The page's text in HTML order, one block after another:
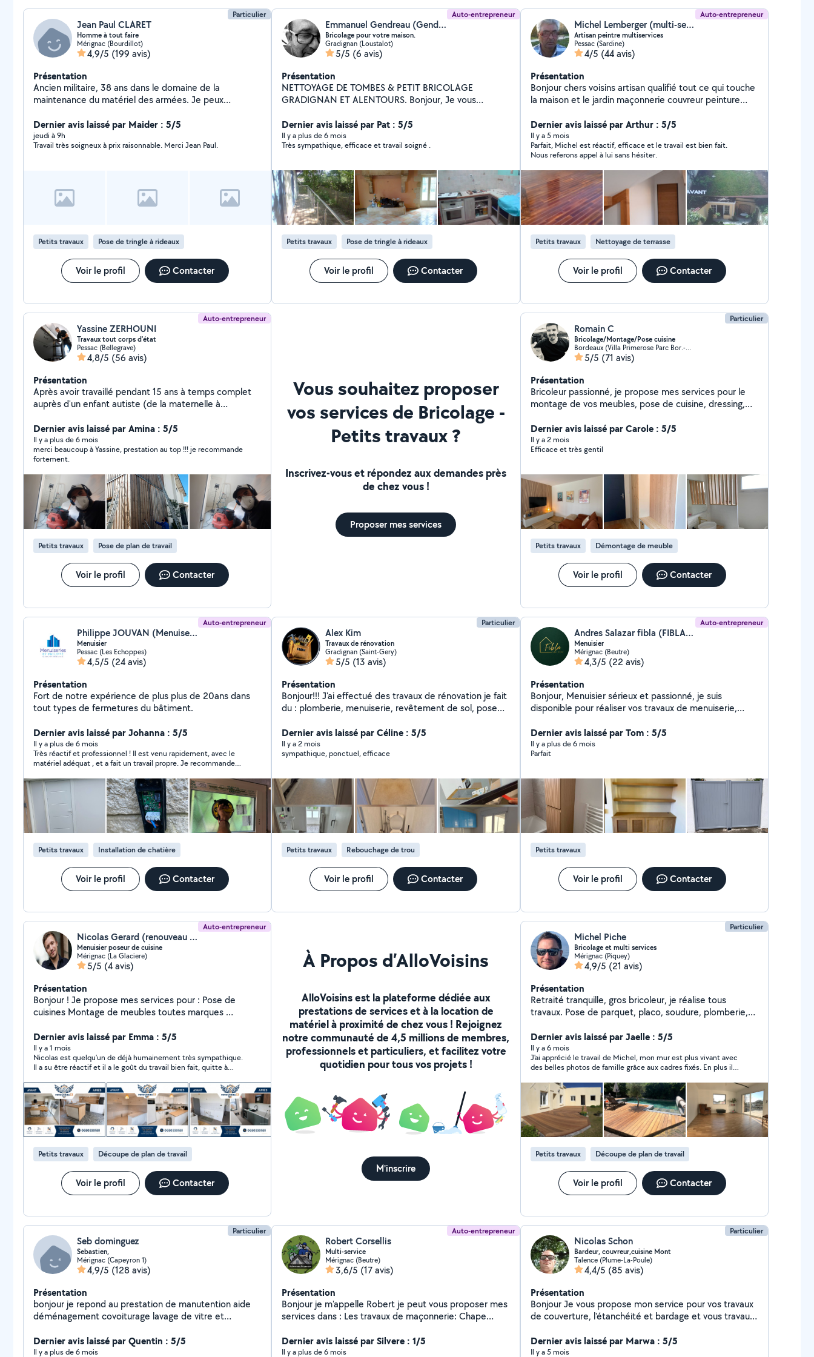
Particulier
Jean Paul CLARET
Homme à tout faire
Mérignac (Bourdillot)
4,9/5 (199 avis)
Présentation
Ancien militaire, 38 ans dans le domaine de la
maintenance du matériel des armées. Je peux
évacuations diverses et autres...Aide à la personne
pour les courses...
Dernier avis laissé par Maider : 5/5
jeudi à 9h
Travail très soigneux à prix raisonnable. Merci Jean Paul.
Petits travaux Pose de tringle à rideaux
Voir le profil Contacter
Auto-entrepreneur
Emmanuel Gendreau (Gendreau Emmanuel)
Bricolage pour votre maison.
Gradignan (Loustalot)
5/5 (6 avis)
Présentation
NETTOYAGE DE TOMBES & PETIT BRICOLAGE
GRADIGNAN ET ALENTOURS. Bonjour, Je vous
tombes et caveaux nettoyage complet ( mousse,
salissure ...) produit respectueux de la pierre (granit,
pierre naturelle...) travail soigné et respectueux
réparation ,montage, entretien Secteur :Gradignan et
alentours Travail serieux ,soigneux et à l'écoute Travail
propre, discret et respectueux
Dernier avis laissé par Pat : 5/5
Il y a plus de 6 mois
Très sympathique, efficace et travail soigné .
Petits travaux Pose de tringle à rideaux
Voir le profil Contacter
Auto-entrepreneur
Michel Lemberger (multi-services)
Artisan peintre multiservices
Pessac (Sardine)
4/5 (44 avis)
Présentation
Bonjour chers voisins artisan qualifié tout ce qui touche
la maison et le jardin maçonnerie couvreur peinture
gravats et déchets et autres
Dernier avis laissé par Arthur : 5/5
Il y a 5 mois
Parfait, Michel est réactif, efficace et le travail est bien fait.
Nous referons appel à lui sans hésiter.
Petits travaux Nettoyage de terrasse
Voir le profil Contacter
Auto-entrepreneur
Yassine ZERHOUNI
Travaux tout corps d'état
Pessac (Bellegrave)
4,8/5 (56 avis)
Présentation
Après avoir travaillé pendant 15 ans à temps complet
auprès d'un enfant autiste (de la maternelle à
passionné, perfectionniste, et sérieux!! Je dispose de
tout les outils nécessaires pour effectuer vos petits et
gros travaux. Je peux aider et partager avec vous mon
savoir-faire en : -Peinture -Pose de cuisines -Plomberie -
Revêtement de sol -Terasses -Pergola -Agencement
sur mesure -Jardinage -Montage de meubles -
Déménagement -Mécanique automobile etc Je reste à
votre disposition pour tout renseignements et/ou
questions Au plaisir d'échanger avec vous
Dernier avis laissé par Amina : 5/5
Il y a plus de 6 mois
merci beaucoup à Yassine, prestation au top !!! je recommande
fortement.
Petits travaux Pose de plan de travail
Voir le profil Contacter
Vous souhaitez proposer
vos services de Bricolage -
Petits travaux ?
Inscrivez-vous et répondez aux demandes près
de chez vous !
Proposer mes services
Particulier
Romain C
Bricolage/Montage/Pose cuisine
Bordeaux (Villa Primerose Parc Bor.-Cauderan 5)
5/5 (71 avis)
Présentation
Bricoleur passionné, je propose mes services pour le
montage de vos meubles, pose de cuisine, dressing,
Récemment diplômé en construction bois, j'étudie vos
projets d'abri de jardin, dépendance, terrasse, clôture
Dernier avis laissé par Carole : 5/5
Il y a 2 mois
Efficace et très gentil
Petits travaux Démontage de meuble
Voir le profil Contacter
Auto-entrepreneur
Philippe JOUVAN (Menuiseries by Philippe)
Menuisier
Pessac (Les Echoppes)
4,5/5 (24 avis)
Présentation
Fort de notre expérience de plus plus de 20ans dans
tout types de fermetures du bâtiment.
Dernier avis laissé par Johanna : 5/5
Il y a plus de 6 mois
Très réactif et professionnel ! Il est venu rapidement, avec le
matériel adéquat , et a fait un travail propre. Je recommande
Petits travaux Installation de chatière
Voir le profil Contacter
Particulier
Alex Kim
Travaux de rénovation
Gradignan (Saint-Gery)
5/5 (13 avis)
Présentation
Bonjour!!! J'ai effectué des travaux de rénovation je fait
du : plomberie, menuiserie, revêtement de sol, pose
peinture, électricité domestique, montage de
meubles, installation de cuisines...
Dernier avis laissé par Céline : 5/5
Il y a 2 mois
sympathique, ponctuel, efficace
Petits travaux Rebouchage de trou
Voir le profil Contacter
Auto-entrepreneur
Andres Salazar fibla (FIBLA MENUISERIE)
Menuisier
Mérignac (Beutre)
4,3/5 (22 avis)
Présentation
Bonjour, Menuisier sérieux et passionné, je suis
disponible pour réaliser vos travaux de menuiserie,
J'interviens notamment pour : Pose de cuisines
Meubles et rangements sur mesure Montage et
ajustement de meubles Pose de portes, fenêtres et
peinture intérieure Appliqué, ponctuel et à l'écoute, je
m'engage à fournir un travail soigné, des solutions
adaptées à vos besoins et des tarifs justes. Chaque
projet est réalisé avec sérieux, qu'il s'agisse d'un petit
dépannage ou d'un aménagement plus complet.
Dernier avis laissé par Tom : 5/5
Il y a plus de 6 mois
Parfait
Petits travaux
Voir le profil Contacter
Auto-entrepreneur
Nicolas Gerard (renouveau 33)
Menuisier poseur de cuisine
Mérignac (La Glaciere)
5/5 (4 avis)
Présentation
Bonjour ! Je propose mes services pour : Pose de
cuisines Montage de meubles toutes marques ️
attentif aux finitions, je réalise un travail propre et
fiable. Fixations murales, ajustements, remplacement
d'équipements, montage IKEA, aménagement intérieur
je m'adapte à vos besoins. Réactif Ponctuel Travail
soigné Conseils honnêtes et devis clair Que ce soit
pour un simple meuble ou un projet plus complet, je
serai ravi de vous aider
Dernier avis laissé par Emma : 5/5
Il y a 1 mois
Nicolas est quelqu’un de déjà humainement très sympathique.
Il a su être réactif et il a le goût du travail bien fait, quitte à
chouette de travailler avec lui, je referai appel à lui sans aucune
hésitation !!! Merci encore pour tout !
Petits travaux Découpe de plan de travail
Voir le profil Contacter
À Propos d’AlloVoisins
AlloVoisins est la plateforme dédiée aux
prestations de services et à la location de
matériel à proximité de chez vous ! Rejoignez
notre communauté de 4,5 millions de membres,
professionnels et particuliers, et facilitez votre
quotidien pour tous vos projets !
M'inscrire
Particulier
Michel Piche
Bricolage et multi services
Mérignac (Piquey)
4,9/5 (21 avis)
Présentation
Retraité tranquille, gros bricoleur, je réalise tous
travaux. Pose de parquet, placo, soudure, plomberie,
Spécialiste des terrasses en bois. Si vous m'envoyez
une demande et que vous recevez une déclinaison de
ma part, c'est probablement que votre périmètre est
trop éloigné de mes préférences sur le site et je ne
peux donc vous répondre y compris par message.
Dernier avis laissé par Jaelle : 5/5
Il y a 6 mois
J'ai apprécié le travail de Michel, mon mur est plus vivant avec
des belles photos de famille grâce aux cadres fixés. En plus il
Petits travaux Découpe de plan de travail
Voir le profil Contacter
Particulier
Seb dominguez
Sebastien,
Mérignac (Capeyron 1)
4,9/5 (128 avis)
Présentation
bonjour je repond au prestation de manutention aide
déménagement covoiturage lavage de vitre et
Dernier avis laissé par Quentin : 5/5
Il y a plus de 6 mois
Auto-entrepreneur
Robert Corsellis
Multi-service
Mérignac (Beutre)
3,6/5 (17 avis)
Présentation
Bonjour je m'appelle Robert je peut vous proposer mes
services dans : Les travaux de maçonnerie: Chape
débarra de déchets etc ) Les travaux d'espace vert :
Tonte de pelouse Taille de haie et arbuste Nettoyage
Dernier avis laissé par Silvere : 1/5
Il y a plus de 6 mois
Particulier
Nicolas Schon
Bardeur, couvreur,cuisine Mont
Talence (Plume-La-Poule)
4,4/5 (85 avis)
Présentation
Bonjour Je vous propose mon service pour vos travaux
de couverture, l'étanchéité et bardage et vous travaux
de cuisine et meuble Livraison Courageux, sens du
travail,ponctuel Courtois et arrangent Devis gratuit
Dernier avis laissé par Marwa : 5/5
Il y a 5 mois